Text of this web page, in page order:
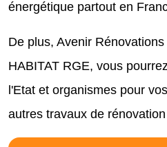
énergétique partout en
De plus, Avenir
HABITAT RGE, vous
l'Etat et organismes pour
autres travaux de